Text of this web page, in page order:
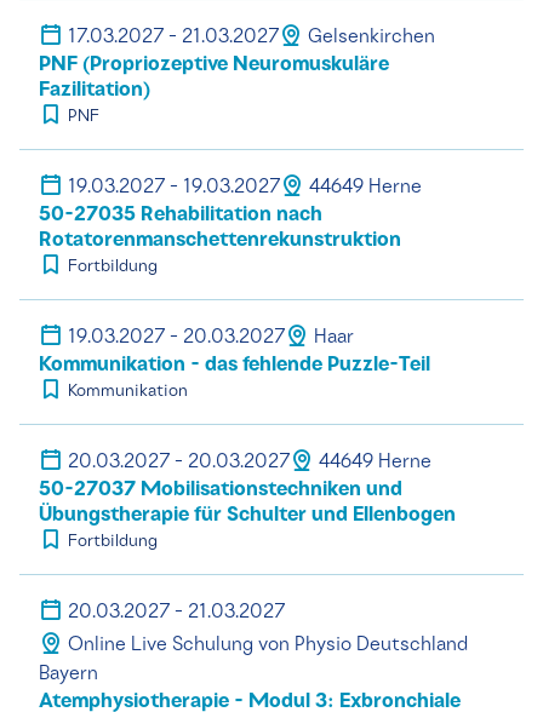
17.03.2027 - 21.03.2027 Gelsenkirchen
PNF (Propriozeptive Neuromuskuläre
Fazilitation)
PNF
19.03.2027 - 19.03.2027 44649 Herne
50-27035 Rehabilitation nach
Rotatorenmanschettenrekunstruktion
Fortbildung
19.03.2027 - 20.03.2027 Haar
Kommunikation - das fehlende Puzzle-Teil
Kommunikation
20.03.2027 - 20.03.2027 44649 Herne
50-27037 Mobilisationstechniken und
Übungstherapie für Schulter und Ellenbogen
Fortbildung
20.03.2027 - 21.03.2027
Online Live Schulung von Physio Deutschland
Bayern
Atemphysiotherapie - Modul 3: Exbronchiale